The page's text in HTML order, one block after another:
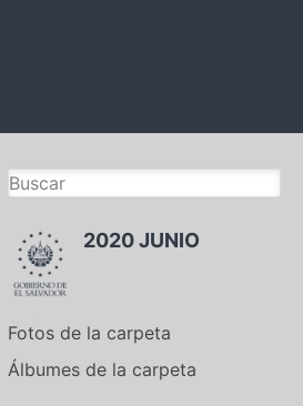
2020 JUNIO
Fotos de la carpeta
Álbumes de la carpeta